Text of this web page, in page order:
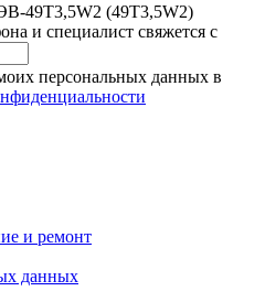
49T3,5W2 (49Т3,5W2)
и специалист свяжется с
персональных данных в
и ремонт
данных